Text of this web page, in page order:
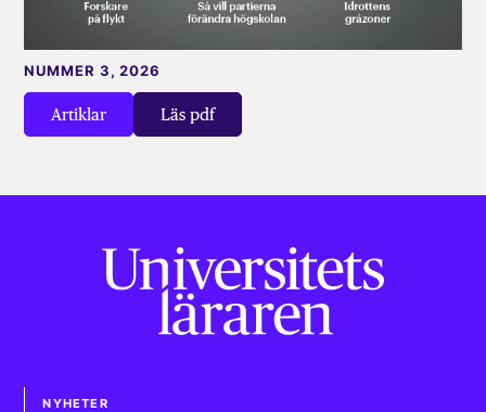
Artiklar Läs pdf
NUMMER 3, 2026
NYHETER